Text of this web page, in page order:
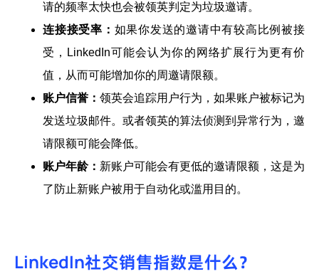
请的频率太快也会被领英判定为垃圾邀请。
连接接受率： 如果你发送的邀请中有较高比例被接
受，LinkedIn可能会认为你的网络扩展行为更有价
值，从而可能增加你的周邀请限额。
账户信誉： 领英会追踪用户行为，如果账户被标记为
发送垃圾邮件。或者领英的算法侦测到异常行为，邀
请限额可能会降低。
账户年龄： 新账户可能会有更低的邀请限额，这是为
了防止新账户被用于自动化或滥用目的。
LinkedIn社交销售指数是什么？